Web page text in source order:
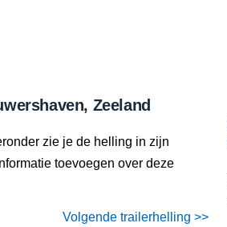
Zeeland
zie je de helling in zijn
toevoegen over deze
Volgende trailerhelling >>